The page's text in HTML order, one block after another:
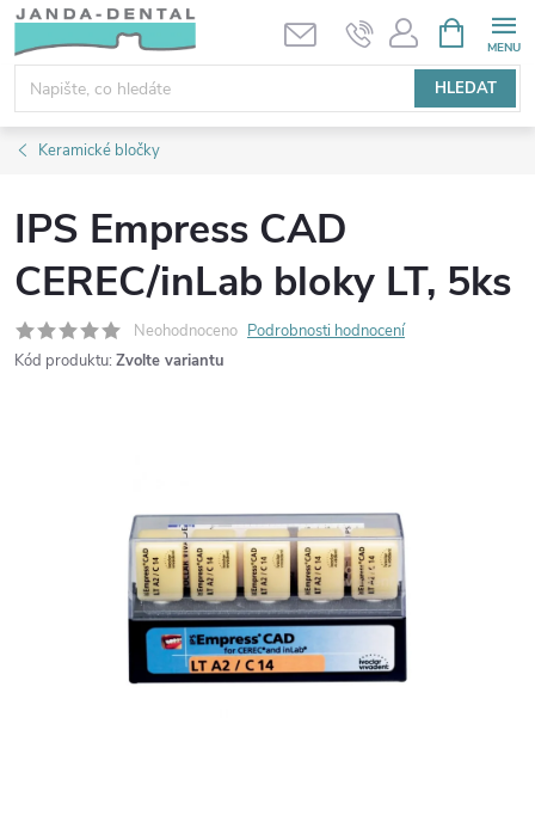
Přejít
obsah
HLEDAT
NÁKUPNÍ
KOŠÍK
Keramické bločky
IPS Empress CAD
CEREC/inLab bloky LT, 5ks
Neohodnoceno Podrobnosti hodnocení
Kód produktu: Zvolte variantu